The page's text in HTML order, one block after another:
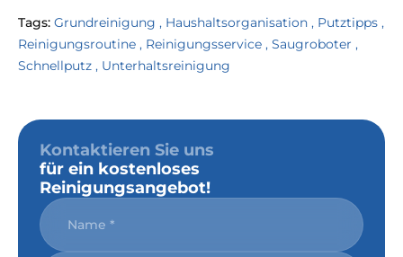
Tags: Grundreinigung , Haushaltsorganisation , Putztipps ,
Reinigungsroutine , Reinigungsservice , Saugroboter ,
Schnellputz , Unterhaltsreinigung
Kontaktieren Sie uns
für ein kostenloses
Reinigungsangebot!